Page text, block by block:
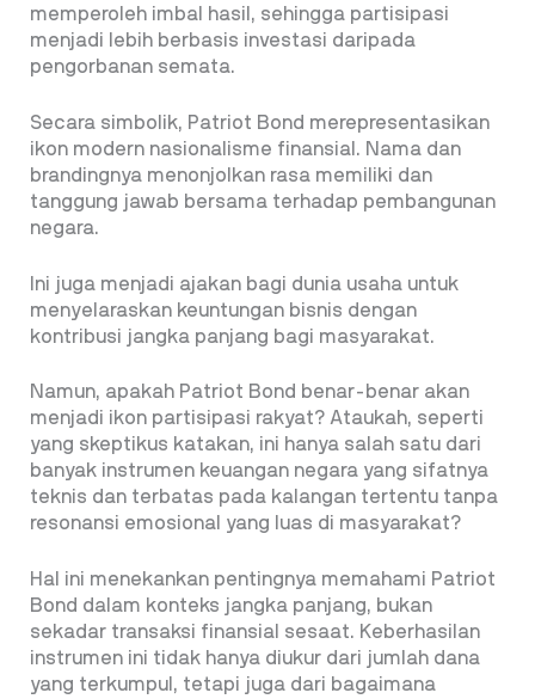
memperoleh imbal hasil, sehingga partisipasi
menjadi lebih berbasis investasi daripada
pengorbanan semata.
Secara simbolik, Patriot Bond merepresentasikan
ikon modern nasionalisme finansial. Nama dan
brandingnya menonjolkan rasa memiliki dan
tanggung jawab bersama terhadap pembangunan
negara.
Ini juga menjadi ajakan bagi dunia usaha untuk
menyelaraskan keuntungan bisnis dengan
kontribusi jangka panjang bagi masyarakat.
Namun, apakah Patriot Bond benar-benar akan
menjadi ikon partisipasi rakyat? Ataukah, seperti
yang skeptikus katakan, ini hanya salah satu dari
banyak instrumen keuangan negara yang sifatnya
teknis dan terbatas pada kalangan tertentu tanpa
resonansi emosional yang luas di masyarakat?
Hal ini menekankan pentingnya memahami Patriot
Bond dalam konteks jangka panjang, bukan
sekadar transaksi finansial sesaat. Keberhasilan
instrumen ini tidak hanya diukur dari jumlah dana
yang terkumpul, tetapi juga dari bagaimana